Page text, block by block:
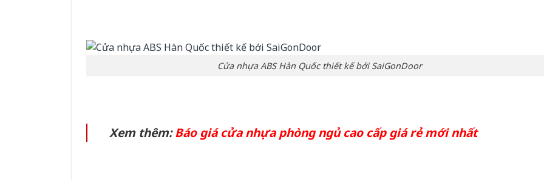
Cửa nhựa ABS Hàn Quốc thiết kế bới SaiGonDoor
Xem thêm:Báo giá cửa nhựa phòng ngủ cao cấp giá rẻ mới nhất